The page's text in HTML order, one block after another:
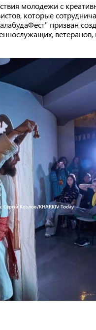
молодежи с
которые
призван
Сергій Козлов/KHARKIV Today